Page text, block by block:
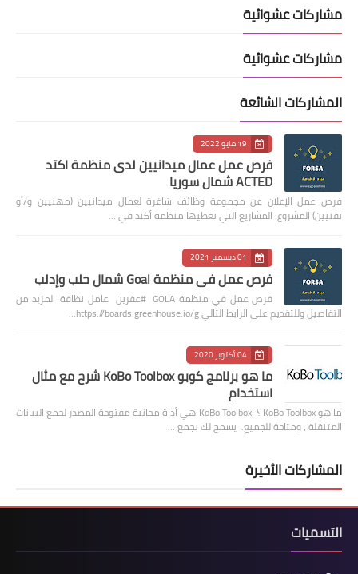
مشاركات عشوائية
مشاركات عشوائية
المشاركات الشائعة
19 مايو 2022
فرص عمل عمال ميدانيين لدى منظمة اكتد
ACTED شمال سوريا
فرص عمل الإعلان عن مجموعة وظائف شاغرة لعمال ميدانيين (مهنيين و/أو
تقنيين) المشروع: المشاريع التي تغطيها منظمة أكتد في …
01 ديسمبر 2021
فرص عمل في منظمة Goal شمال حلب وإدلب
فرص عمل في منظمة GOLA #عفرين عامل نظافة لمزيد من
التفاصيل وللتقديم على الرابط التالي https://boards.greenhouse.io/g…
04 أكتوبر 2020
ما هو برنامج كوبو KoBo Toolbox شرح مع مثال
استخدام
ما هو KoBo Toolbox ؟ KoBo Toolbox هي أداة مجانية مفتوحة المصدر لجمع البيانات
المتنقلة ، ومتاحة للجميع. يسمح لك بجمع …
المشاركات الأخيرة
التسميات